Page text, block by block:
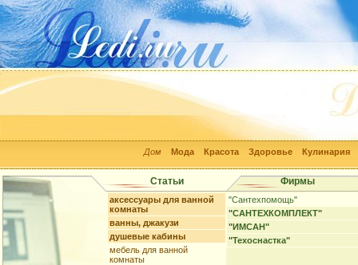
Дом Мода Красота Здоровье Кулинария
Статьи Фирмы
аксессуары для ванной
комнаты
ванны, джакузи
душевые кабины
мебель для ванной
комнаты
"Сантехпомощь"
"САНТЕХКОМПЛЕКТ"
"ИМСАН"
"Техоснастка"